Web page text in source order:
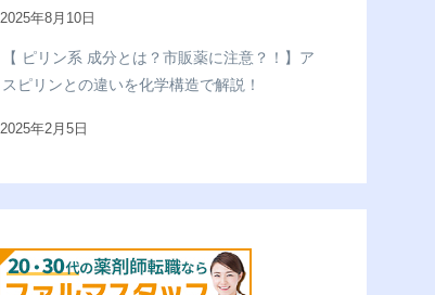
2025年8月10日
【 ピリン系 成分とは？市販薬に注意？！】ア
スピリンとの違いを化学構造で解説！
2025年2月5日